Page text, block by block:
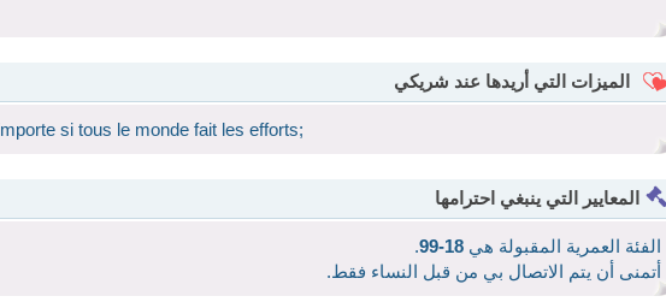
الميزات التي أريدها عند شريكي
si tous le monde fait les efforts;
المعايير التي ينبغي احترامها
الفئة العمرية المقبولة هي 18-99
.
أتمنى أن يتم الاتصال بي من قبل النساء فقط.